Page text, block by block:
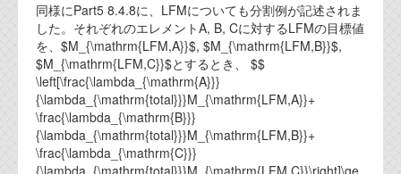
同様にPart5 8.4.8に、LFMについても分割例が記述されま
した。それぞれのエレメントA, B, Cに対するLFMの目標値
を、$M_{\mathrm{LFM,A}}$, $M_{\mathrm{LFM,B}}$,
$M_{\mathrm{LFM,C}}$とするとき、 $$
\left[\frac{\lambda_{\mathrm{A}}}
{\lambda_{\mathrm{total}}}M_{\mathrm{LFM,A}}+
\frac{\lambda_{\mathrm{B}}}
{\lambda_{\mathrm{total}}}M_{\mathrm{LFM,B}}+
\frac{\lambda_{\mathrm{C}}}